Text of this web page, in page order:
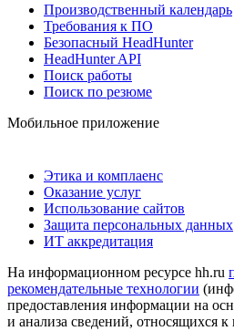
Производственный календарь
Требования к ПО
Безопасный HeadHunter
HeadHunter API
Поиск работы
Поиск по резюме
Мобильное приложение
Этика и комплаенс
Оказание услуг
Использование сайтов
Защита персональных данных
ИТ аккредитация
На информационном ресурсе hh.ru
рекомендательные технологии
предоставления информации на
и анализа сведений, относящихся